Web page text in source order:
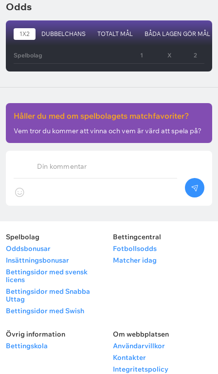
Odds
1X2 DUBBELCHANS TOTALT MÅL BÅDA LAGEN GÖR MÅL
Spelbolag 1 X 2
Din kommentar
Håller du med om spelbolagets matchfavoriter?
Vem tror du kommer att vinna och vem är värd att spela på?
Spelbolag
Oddsbonusar
Insättningsbonusar
Bettingsidor med svensk
licens
Bettingsidor med Snabba
Uttag
Bettingsidor med Swish
Bettingcentral
Fotbollsodds
Matcher idag
Övrig information
Bettingskola
Om webbplatsen
Användarvillkor
Kontakter
Integritetspolicy